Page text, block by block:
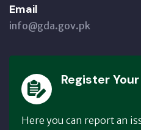
Email
info@gda.gov.pk
Register
Here you can report an